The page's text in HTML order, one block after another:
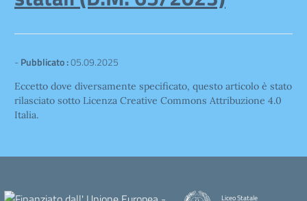
- Pubblicato :05.09.2025
Eccetto dove diversamente specificato, questo articolo è stato
rilasciato sotto Licenza Creative Commons Attribuzione 4.0
Italia.
Liceo Statale